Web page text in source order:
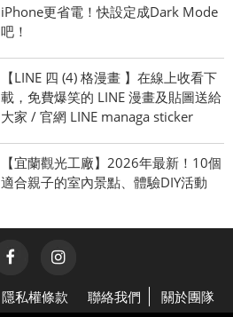
iPhone更省電！快設定成Dark Mode
吧！
【LINE 四 (4) 格漫畫 】在線上收看下
載，免費爆笑的 LINE 漫畫及貼圖送給
大家 / 官網 LINE managa sticker
【宜蘭觀光工廠】2026年最新！10個
適合親子的室內景點、體驗DIY活動
隱私權條款 聯絡我們 關於團隊